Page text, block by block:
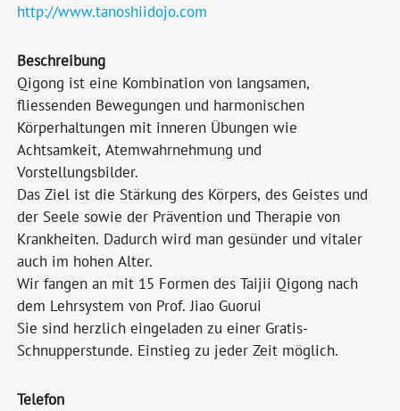
http://www.tanoshiidojo.com
Beschreibung
Qigong ist eine Kombination von langsamen,
fliessenden Bewegungen und harmonischen
Körperhaltungen mit inneren Übungen wie
Achtsamkeit, Atemwahrnehmung und
Vorstellungsbilder.
Das Ziel ist die Stärkung des Körpers, des Geistes und
der Seele sowie der Prävention und Therapie von
Krankheiten. Dadurch wird man gesünder und vitaler
auch im hohen Alter.
Wir fangen an mit 15 Formen des Taijii Qigong nach
dem Lehrsystem von Prof. Jiao Guorui
Sie sind herzlich eingeladen zu einer Gratis-
Schnupperstunde. Einstieg zu jeder Zeit möglich.
Telefon